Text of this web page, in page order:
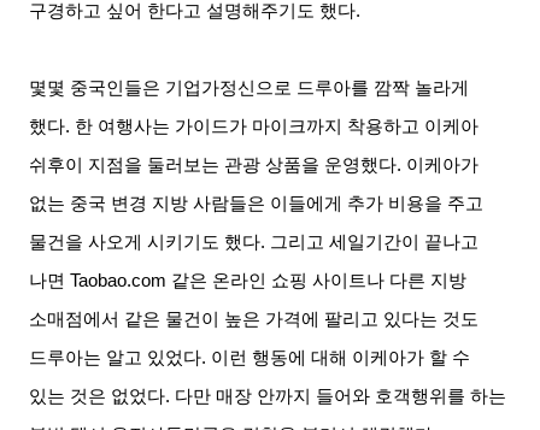
구경하고 싶어 한다고 설명해주기도 했다.
몇몇 중국인들은 기업가정신으로 드루아를 깜짝 놀라게
했다. 한 여행사는 가이드가 마이크까지 착용하고 이케아
쉬후이 지점을 둘러보는 관광 상품을 운영했다. 이케아가
없는 중국 변경 지방 사람들은 이들에게 추가 비용을 주고
물건을 사오게 시키기도 했다. 그리고 세일기간이 끝나고
나면 Taobao.com 같은 온라인 쇼핑 사이트나 다른 지방
소매점에서 같은 물건이 높은 가격에 팔리고 있다는 것도
드루아는 알고 있었다. 이런 행동에 대해 이케아가 할 수
있는 것은 없었다. 다만 매장 안까지 들어와 호객행위를 하는